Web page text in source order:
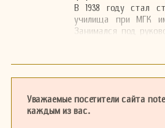
В 1938 году стал
училища при МГК
Занимался под
Литинского,
педагога, и Игоря
советского
педагога.
добровольцем в
художественной
Уважаемые посетители сайта
каждым из вас.